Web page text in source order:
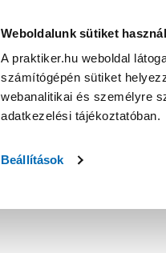
Weboldalunk sütiket használ
A praktiker.hu weboldal
számítógépén sütiket
webanalitikai és személyre
adatkezelési tájékoztatóban.
Beállítások